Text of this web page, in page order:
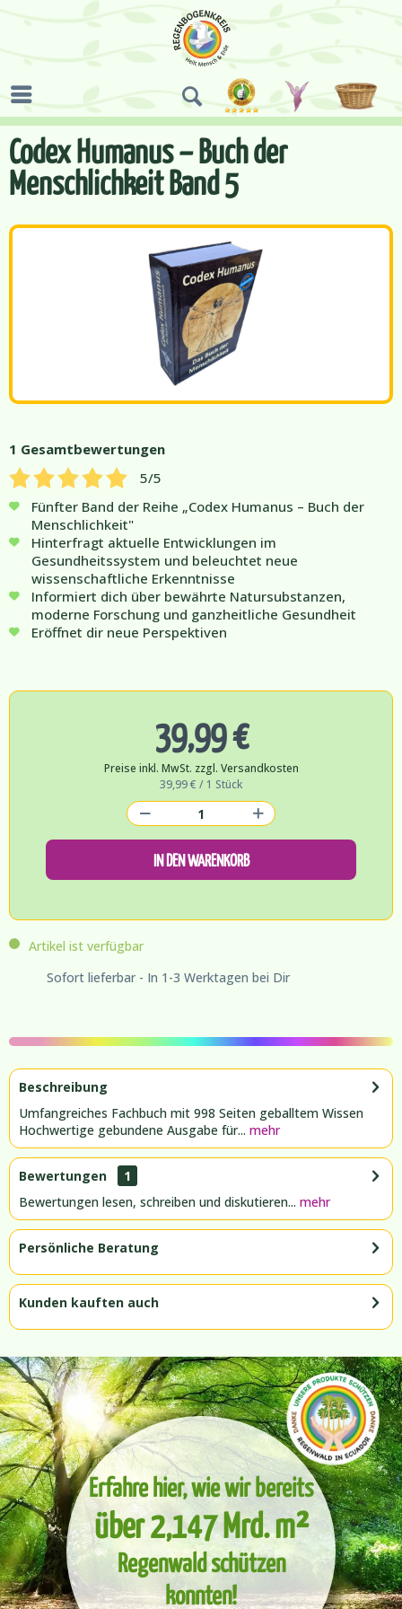
Codex Humanus – Buch der
Menschlichkeit Band 5
1 Gesamtbewertungen
5/5
Fünfter Band der Reihe „Codex Humanus – Buch der
Menschlichkeit"
Hinterfragt aktuelle Entwicklungen im
Gesundheitssystem und beleuchtet neue
wissenschaftliche Erkenntnisse
Informiert dich über bewährte Natursubstanzen,
moderne Forschung und ganzheitliche Gesundheit
Eröffnet dir neue Perspektiven
39,99 €
Preise inkl. MwSt. zzgl. Versandkosten
39,99 € / 1 Stück
IN DEN WARENKORB
Artikel ist verfügbar
Sofort lieferbar - In 1-3 Werktagen bei Dir
Beschreibung
Umfangreiches Fachbuch mit 998 Seiten geballtem Wissen
Hochwertige gebundene Ausgabe für... mehr
Bewertungen
1
Bewertungen lesen, schreiben und diskutieren... mehr
Persönliche Beratung
Kunden kauften auch
Erfahre hier, wie wir bereits
über 2,147 Mrd. m²
Regenwald schützen
konnten!